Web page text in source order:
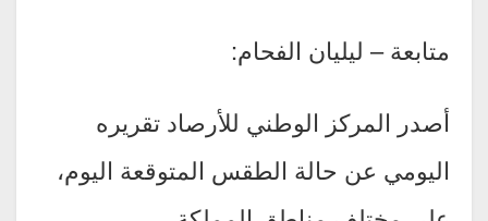
متابعة – ليليان الفحام:
أصدر المركز الوطني للأرصاد تقريره
اليومي عن حالة الطقس المتوقعة اليوم،